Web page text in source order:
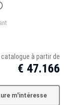
catalogue à partir de
€ 47.166
m'intéresse